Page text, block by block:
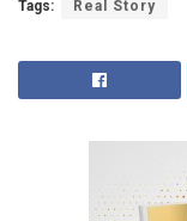
Tags: Real Story